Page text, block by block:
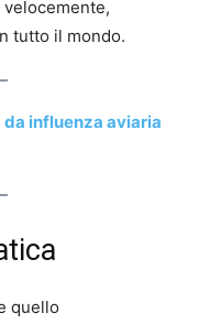
tutto il mondo.
da influenza aviaria
quello